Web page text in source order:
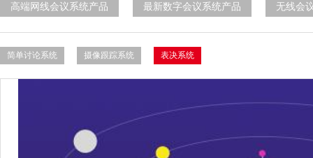
高端网线会议系统产品 最新数字会议系统产品 无线会
简单讨论系统 摄像跟踪系统 表决系统